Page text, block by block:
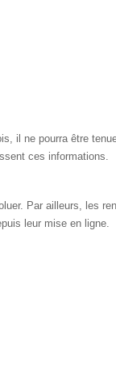
il ne pourra être
ces informations.
Par ailleurs, les
leur mise en ligne.